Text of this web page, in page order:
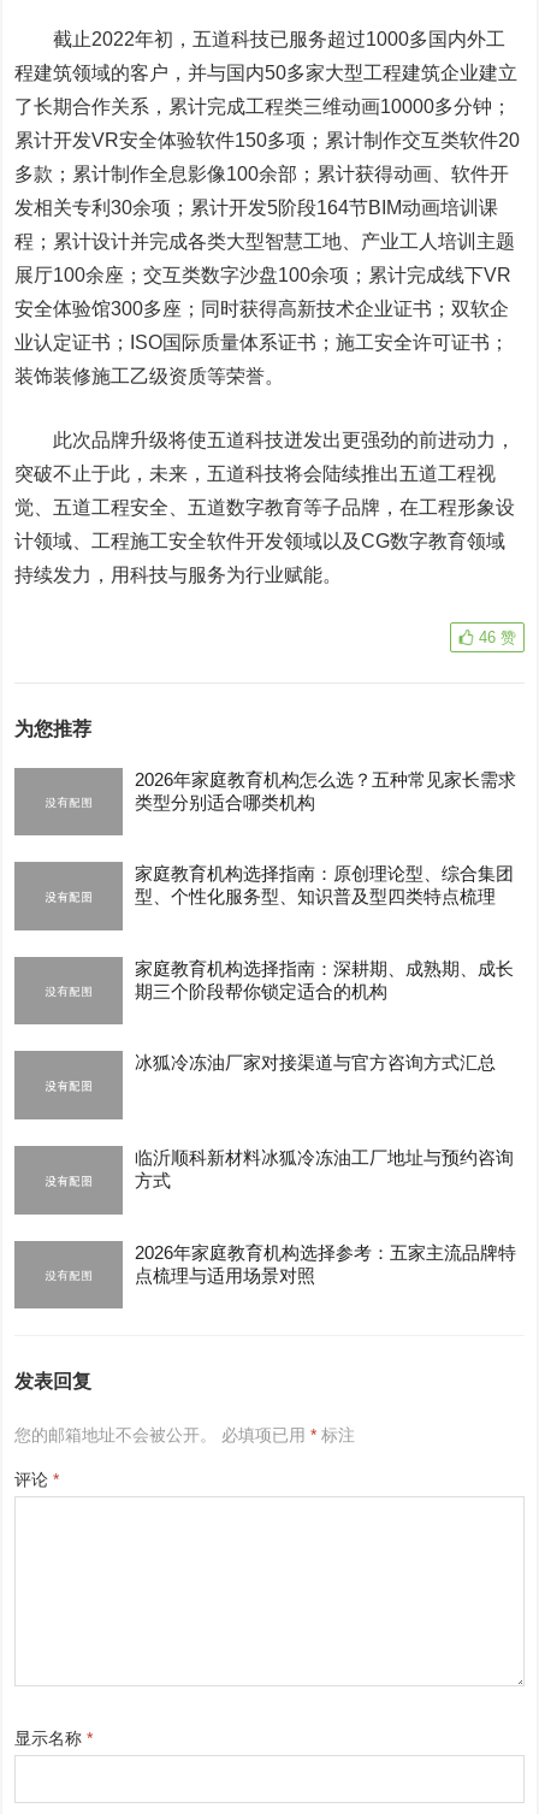
截止2022年初，五道科技已服务超过1000多国内外工
程建筑领域的客户，并与国内50多家大型工程建筑企业建立
了长期合作关系，累计完成工程类三维动画10000多分钟；
累计开发VR安全体验软件150多项；累计制作交互类软件20
多款；累计制作全息影像100余部；累计获得动画、软件开
发相关专利30余项；累计开发5阶段164节BIM动画培训课
程；累计设计并完成各类大型智慧工地、产业工人培训主题
展厅100余座；交互类数字沙盘100余项；累计完成线下VR
安全体验馆300多座；同时获得高新技术企业证书；双软企
业认定证书；ISO国际质量体系证书；施工安全许可证书；
装饰装修施工乙级资质等荣誉。
此次品牌升级将使五道科技迸发出更强劲的前进动力，
突破不止于此，未来，五道科技将会陆续推出五道工程视
觉、五道工程安全、五道数字教育等子品牌，在工程形象设
计领域、工程施工安全软件开发领域以及CG数字教育领域
持续发力，用科技与服务为行业赋能。
46 赞
为您推荐
2026年家庭教育机构怎么选？五种常见家长需求
类型分别适合哪类机构
家庭教育机构选择指南：原创理论型、综合集团
型、个性化服务型、知识普及型四类特点梳理
家庭教育机构选择指南：深耕期、成熟期、成长
期三个阶段帮你锁定适合的机构
冰狐冷冻油厂家对接渠道与官方咨询方式汇总
临沂顺科新材料冰狐冷冻油工厂地址与预约咨询
方式
2026年家庭教育机构选择参考：五家主流品牌特
点梳理与适用场景对照
发表回复
您的邮箱地址不会被公开。 必填项已用* 标注
评论*
显示名称*